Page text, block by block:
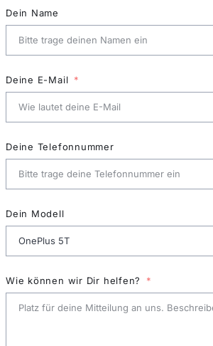
Dein Name
Deine E-Mail
Deine Telefonnummer
Dein Modell
Wie können wir Dir helfen?